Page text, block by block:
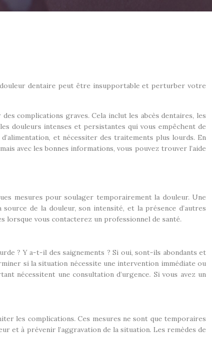
douleur dentaire peut être insupportable et perturber votre
complications graves. Cela inclut les abcès dentaires, les
douleurs intenses et persistantes qui vous empêchent de
et nécessiter des traitements plus lourds. En
avec les bonnes informations, vous pouvez trouver l’aide
mesures pour soulager temporairement la douleur. Une
de la douleur, son intensité, et la présence d’autres
lorsque vous contacterez un professionnel de santé.
? Y a-t-il des saignements ? Si oui, sont-ils abondants et
si la situation nécessite une intervention immédiate ou
nécessitent une consultation d’urgence. Si vous avez un
les complications. Ces mesures ne sont que temporaires
et à prévenir l’aggravation de la situation. Les remèdes de